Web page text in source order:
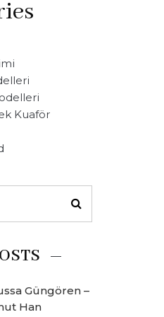
Kuaför
Güngören –
Han